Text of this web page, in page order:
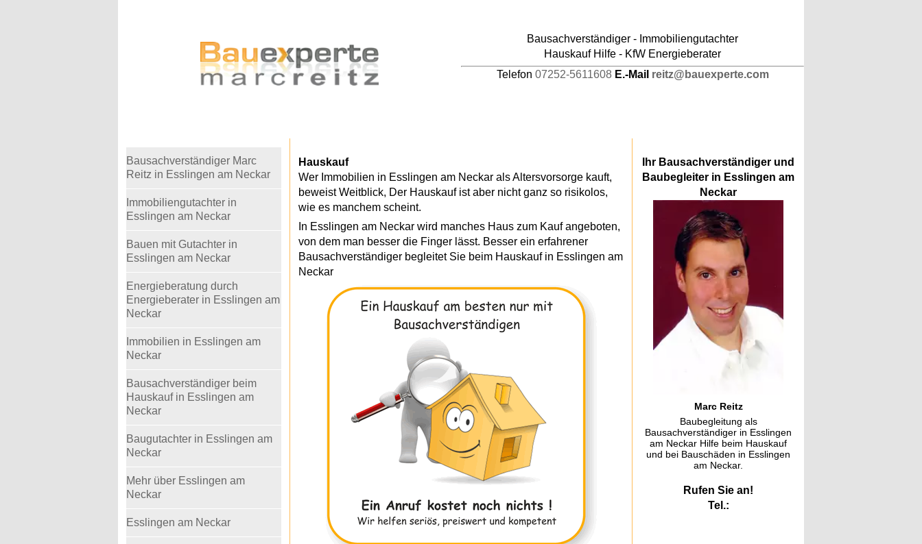
Bausachverständiger - Immobiliengutachter
Hauskauf Hilfe - KfW Energieberater
Telefon 07252-5611608 E.-Mail reitz@bauexperte.com
Ihr Bausachverständiger und
Baubegleiter in Esslingen am
Neckar
Marc Reitz
Baubegleitung als
Bausachverständiger in Esslingen
am Neckar Hilfe beim Hauskauf
und bei Bauschäden in Esslingen
am Neckar.
Rufen Sie an!
Tel.:
Hauskauf
Wer Immobilien in Esslingen am Neckar als Altersvorsorge kauft,
beweist Weitblick, Der Hauskauf ist aber nicht ganz so risikolos,
wie es manchem scheint.
In Esslingen am Neckar wird manches Haus zum Kauf angeboten,
von dem man besser die Finger lässt. Besser ein erfahrener
Bausachverständiger begleitet Sie beim Hauskauf in Esslingen am
Neckar
Bausachverständiger Marc
Reitz in Esslingen am Neckar
Immobiliengutachter in
Esslingen am Neckar
Bauen mit Gutachter in
Esslingen am Neckar
Energieberatung durch
Energieberater in Esslingen am
Neckar
Immobilien in Esslingen am
Neckar
Bausachverständiger beim
Hauskauf in Esslingen am
Neckar
Baugutachter in Esslingen am
Neckar
Mehr über Esslingen am
Neckar
Esslingen am Neckar